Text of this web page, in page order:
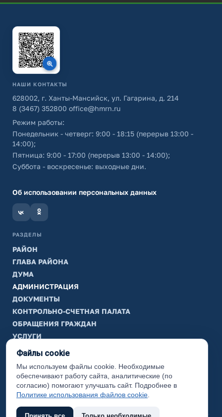
НАШИ КОНТАКТЫ
628002, г. Ханты-Мансийск, ул. Гагарина, д. 214
8 (3467) 352800 office@hmrn.ru
Режим работы:
Понедельник - четверг: 9:00 - 18:15 (перерыв 13:00 -
14:00);
Пятница: 9:00 - 17:00 (перерыв 13:00 - 14:00);
Суббота - воскресенье: выходные дни.
Об использовании персональных данных
РАЗДЕЛЫ
РАЙОН
ГЛАВА РАЙОНА
ДУМА
АДМИНИСТРАЦИЯ
ДОКУМЕНТЫ
КОНТРОЛЬНО-СЧЕТНАЯ ПАЛАТА
ОБРАЩЕНИЯ ГРАЖДАН
УСЛУГИ
ТИК
ИНФОРМАЦИЯ
Законодательная карта
Карта сайта
Файлы cookie
Мы используем файлы cookie. Необходимые
обеспечивают работу сайта, аналитические (по
согласию) помогают улучшать сайт. Подробнее в
Политике использования файлов cookie